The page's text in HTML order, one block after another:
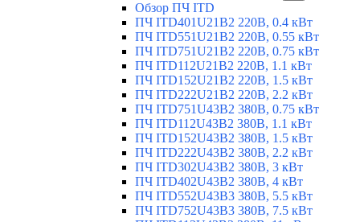
Обзор ПЧ ITD
ПЧ ITD401U21B2 220В, 0.4 кВт
ПЧ ITD551U21B2 220В, 0.55 кВт
ПЧ ITD751U21B2 220В, 0.75 кВт
ПЧ ITD112U21B2 220В, 1.1 кВт
ПЧ ITD152U21B2 220В, 1.5 кВт
ПЧ ITD222U21B2 220В, 2.2 кВт
ПЧ ITD751U43B2 380В, 0.75 кВт
ПЧ ITD112U43B2 380В, 1.1 кВт
ПЧ ITD152U43B2 380В, 1.5 кВт
ПЧ ITD222U43B2 380В, 2.2 кВт
ПЧ ITD302U43B2 380В, 3 кВт
ПЧ ITD402U43B2 380В, 4 кВт
ПЧ ITD552U43B3 380В, 5.5 кВт
ПЧ ITD752U43B3 380В, 7.5 кВт